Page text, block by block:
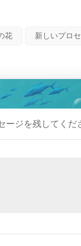
花 新しいプロ
ジを残してくだ